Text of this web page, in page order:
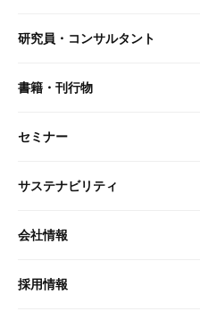
リサーチ
大和総研の強み
レポート・コラム トップ
最新のレポート・コラム
研究員・コンサルタント
研究員・コンサルタント トッ
研究員
書籍・刊行物
書籍・刊行物 トップ
書籍
セミナー
セミナー トップ
現在受付中のセミナー・イベ
サステナビリティ
サステナビリティの取り組み
次世代社会への貢献
会社情報
会社情報 トップ
採用情報